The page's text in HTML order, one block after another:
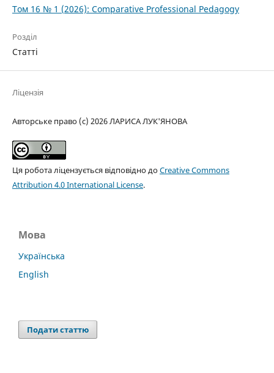
Том 16 № 1 (2026): Comparative Professional Pedagogy
Розділ
Статті
Ліцензія
Авторське право (c) 2026 ЛАРИСА ЛУК'ЯНОВА
Ця робота ліцензується відповідно доCreative Commons
Attribution 4.0 International License.
Мова
Українська
English
Подати статтю